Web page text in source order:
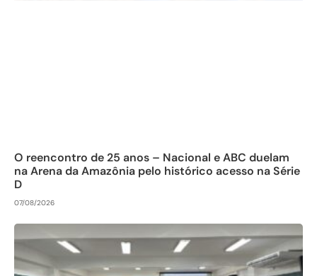
O reencontro de 25 anos – Nacional e ABC duelam
na Arena da Amazônia pelo histórico acesso na Série
D
07/08/2026